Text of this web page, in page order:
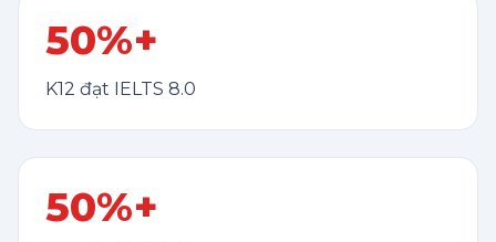
50%+
K12 đạt IELTS 8.0
50%+